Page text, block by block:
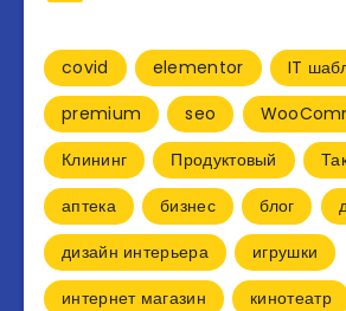
covid elementor
IT
premium
seo
Клининг
Продуктовый
аптека
бизнес блог
дизайн интерьера
игрушки
интернет магазин
кинотеатр